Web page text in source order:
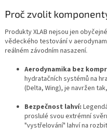
Proč zvolit
Produkty XLAB nejsou jen
vědeckého testování v
reálném závodním nasazení.
Aerodynamika bez
hydratačních systémů na
(Delta, Wing), je navržen
Bezpečnost lahví:
proslulé svou extrémní
"vystřelování" lahví na